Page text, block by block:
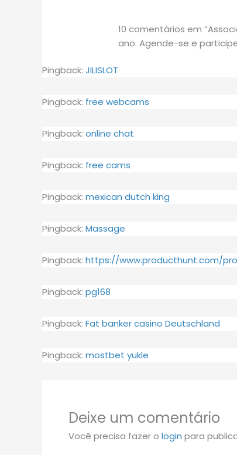
10 comentários em
ano. Agende-se e
Pingback: JILISLOT
Pingback: free webcams
Pingback: online chat
Pingback: free cams
Pingback: mexican dutch king
Pingback: Massage
Pingback: https://www.producthunt.com/
Pingback: pg168
Pingback: Fat banker casino Deutschland
Pingback: mostbet yukle
Deixe um comentário
Você precisa fazer o login para